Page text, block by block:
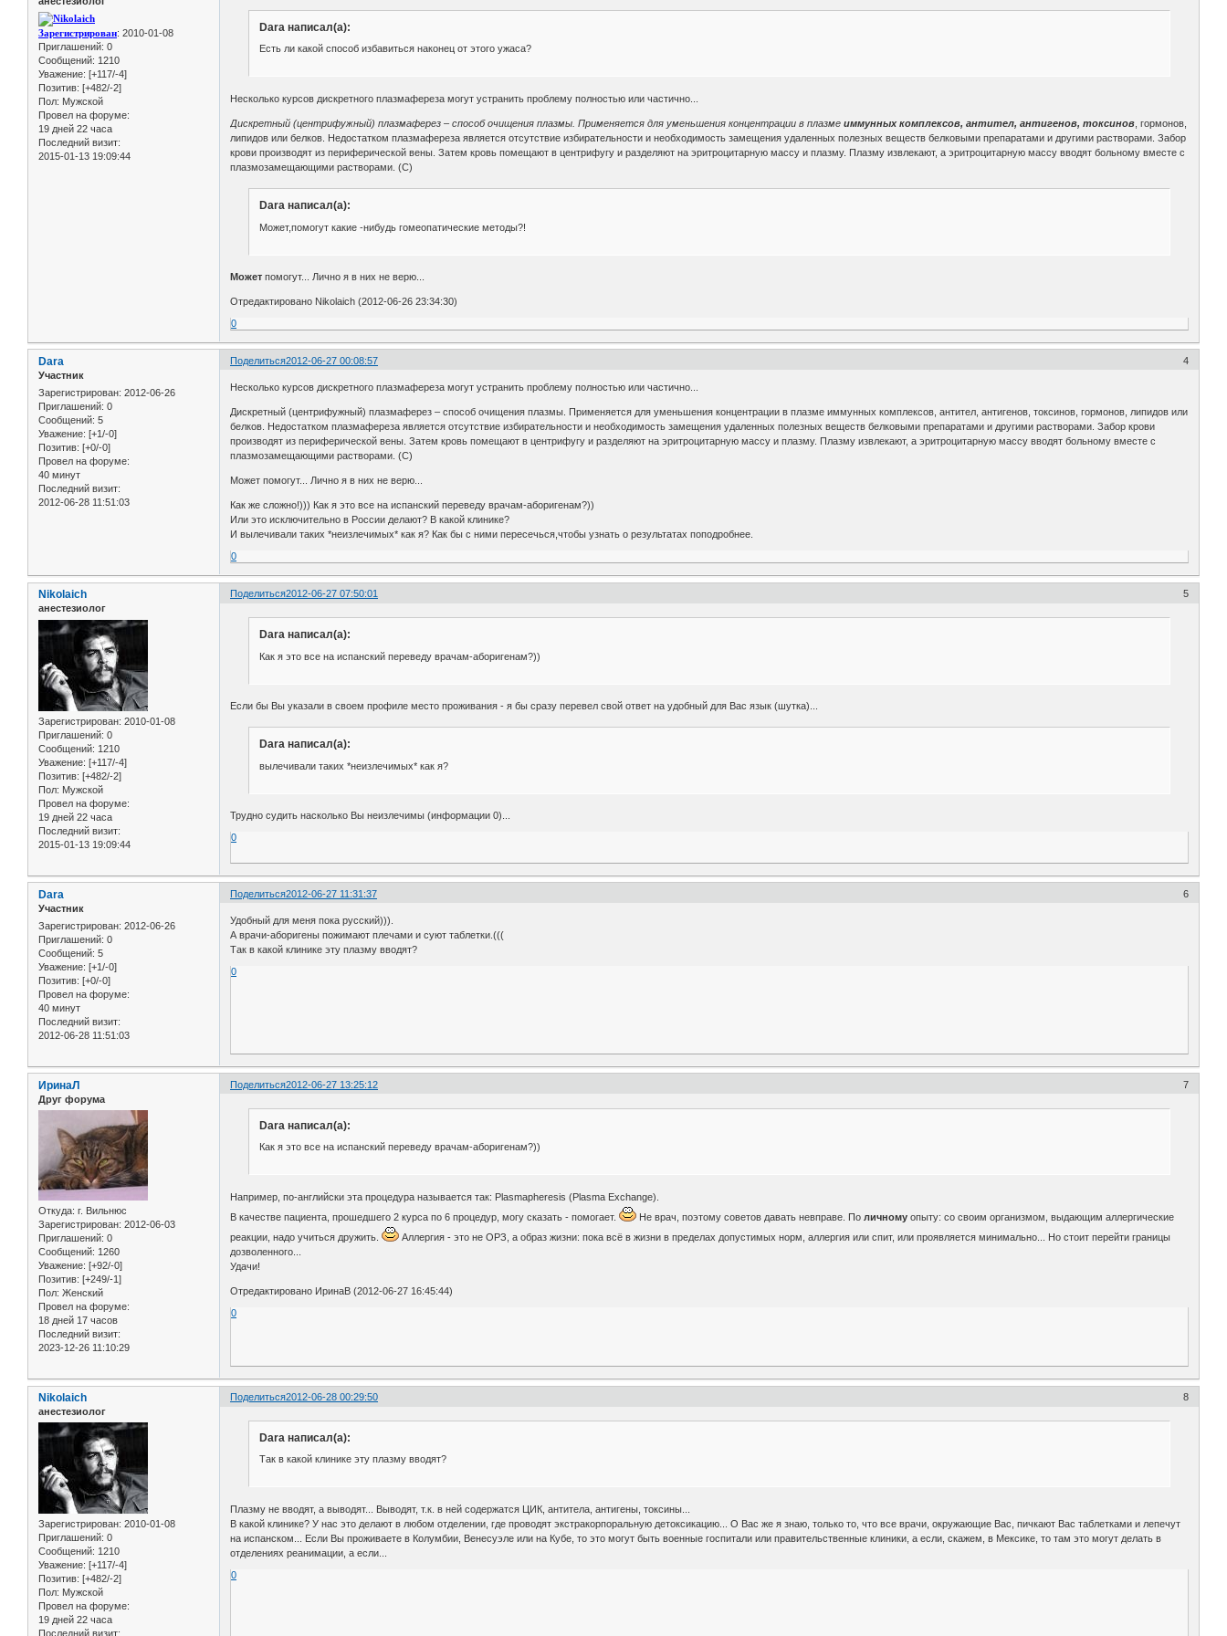
Зарегистрирован: 2010-01-08
Приглашений: 0
Сообщений: 1210
Уважение: [+117/-4]
Позитив: [+482/-2]
Пол: Мужской
Провел на форуме:
19 дней 22 часа
Последний визит:
2015-01-13 19:09:44
Dara написал(а):
Есть ли какой способ избавиться наконец от этого ужаса?
Несколько курсов дискретного плазмафереза могут устранить проблему полностью или частично...
Дискретный (центрифужный) плазмаферез – способ очищения плазмы. Применяется для уменьшения концентрации в плазме иммунных комплексов, антител, антигенов, токсинов , гормонов,
липидов или белков. Недостатком плазмафереза является отсутствие избирательности и необходимость замещения удаленных полезных веществ белковыми препаратами и другими растворами. Забор
крови производят из периферической вены. Затем кровь помещают в центрифугу и разделяют на эритроцитарную массу и плазму. Плазму извлекают, а эритроцитарную массу вводят больному вместе с
плазмозамещающими растворами. (С)
Dara написал(а):
Может,помогут какие -нибудь гомеопатические методы?!
Может помогут... Лично я в них не верю...
Отредактировано Nikolaich (2012-06-26 23:34:30)
0
Поделиться 4
2012-06-27 00:08:57
Dara
Участник
Зарегистрирован: 2012-06-26
Приглашений: 0
Сообщений: 5
Уважение: [+1/-0]
Позитив: [+0/-0]
Провел на форуме:
40 минут
Последний визит:
2012-06-28 11:51:03
Несколько курсов дискретного плазмафереза могут устранить проблему полностью или частично...
Дискретный (центрифужный) плазмаферез – способ очищения плазмы. Применяется для уменьшения концентрации в плазме иммунных комплексов, антител, антигенов, токсинов, гормонов, липидов или
белков. Недостатком плазмафереза является отсутствие избирательности и необходимость замещения удаленных полезных веществ белковыми препаратами и другими растворами. Забор крови
производят из периферической вены. Затем кровь помещают в центрифугу и разделяют на эритроцитарную массу и плазму. Плазму извлекают, а эритроцитарную массу вводят больному вместе с
плазмозамещающими растворами. (С)
Может помогут... Лично я в них не верю...
Как же сложно!))) Как я это все на испанский переведу врачам-аборигенам?))
Или это исключительно в России делают? В какой клинике?
И вылечивали таких *неизлечимых* как я? Как бы с ними пересечься,чтобы узнать о результатах поподробнее.
0
Поделиться 5
2012-06-27 07:50:01
Nikolaich
анестезиолог
Зарегистрирован: 2010-01-08
Приглашений: 0
Сообщений: 1210
Уважение: [+117/-4]
Позитив: [+482/-2]
Пол: Мужской
Провел на форуме:
19 дней 22 часа
Последний визит:
2015-01-13 19:09:44
Dara написал(а):
Как я это все на испанский переведу врачам-аборигенам?))
Если бы Вы указали в своем профиле место проживания - я бы сразу перевел свой ответ на удобный для Вас язык (шутка)...
Dara написал(а):
вылечивали таких *неизлечимых* как я?
Трудно судить насколько Вы неизлечимы (информации 0)...
0
Поделиться 6
2012-06-27 11:31:37
Dara
Участник
Зарегистрирован: 2012-06-26
Приглашений: 0
Сообщений: 5
Уважение: [+1/-0]
Позитив: [+0/-0]
Провел на форуме:
40 минут
Последний визит:
2012-06-28 11:51:03
Удобный для меня пока русский))).
А врачи-аборигены пожимают плечами и суют таблетки.(((
Так в какой клинике эту плазму вводят?
0
Поделиться 7
2012-06-27 13:25:12
ИринаЛ
Друг форума
Откуда: г. Вильнюс
Зарегистрирован: 2012-06-03
Приглашений: 0
Сообщений: 1260
Уважение: [+92/-0]
Позитив: [+249/-1]
Пол: Женский
Провел на форуме:
18 дней 17 часов
Последний визит:
2023-12-26 11:10:29
Dara написал(а):
Как я это все на испанский переведу врачам-аборигенам?))
Например, по-английски эта процедура называется так: Plasmapheresis (Plasma Exchange).
В качестве пациента, прошедшего 2 курса по 6 процедур, могу сказать - помогает.
Не врач, поэтому советов давать невправе. По личному опыту: со своим организмом, выдающим аллергические
реакции, надо учиться дружить.
Аллергия - это не ОРЗ, а образ жизни: пока всё в жизни в пределах допустимых норм, аллергия или спит, или проявляется минимально... Но стоит перейти границы
дозволенного...
Удачи!
Отредактировано ИринаВ (2012-06-27 16:45:44)
0
Поделиться 8
2012-06-28 00:29:50
Nikolaich
анестезиолог
Зарегистрирован: 2010-01-08
Приглашений: 0
Сообщений: 1210
Уважение: [+117/-4]
Позитив: [+482/-2]
Пол: Мужской
Провел на форуме:
19 дней 22 часа
Последний визит:
Dara написал(а):
Так в какой клинике эту плазму вводят?
Плазму не вводят, а выводят... Выводят, т.к. в ней содержатся ЦИК, антитела, антигены, токсины...
В какой клинике? У нас это делают в любом отделении, где проводят экстракорпоральную детоксикацию... О Вас же я знаю, только то, что все врачи, окружающие Вас, пичкают Вас таблетками и лепечут
на испанском... Если Вы проживаете в Колумбии, Венесуэле или на Кубе, то это могут быть военные госпитали или правительственные клиники, а если, скажем, в Мексике, то там это могут делать в
отделениях реанимации, а если...
0